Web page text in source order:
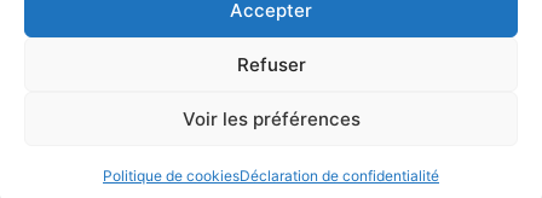
Accepter
Refuser
Voir les préférences
Politique de cookiesDéclaration de confidentialité
© 2026 Console retrogaming.fr